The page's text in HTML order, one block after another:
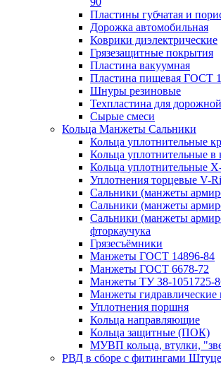
Пластины губчатая и
Дорожка автомобильная
Коврики диэлектрические
Грязезащитные покрытия
Пластина вакуумная
Пластина пищевая ГОСТ
Шнуры резиновые
Техпластина для
Сырые смеси
Кольца Манжеты Сальники
Кольца уплотнительные
Кольца уплотнительные в
Кольца уплотнительные
Уплотнения торцевые V-
Сальники (манжеты
Сальники (манжеты
Сальники (манжеты
фторкаучука
Грязесъёмники
Манжеты ГОСТ 14896-84
Манжеты ГОСТ 6678-72
Манжеты ТУ 38-1051725-
Манжеты гидравлические
Уплотнения поршня
Кольца направляющие
Кольца защитные (ПОК)
МУВП кольца, втулки,
РВД в сборе с фитингами